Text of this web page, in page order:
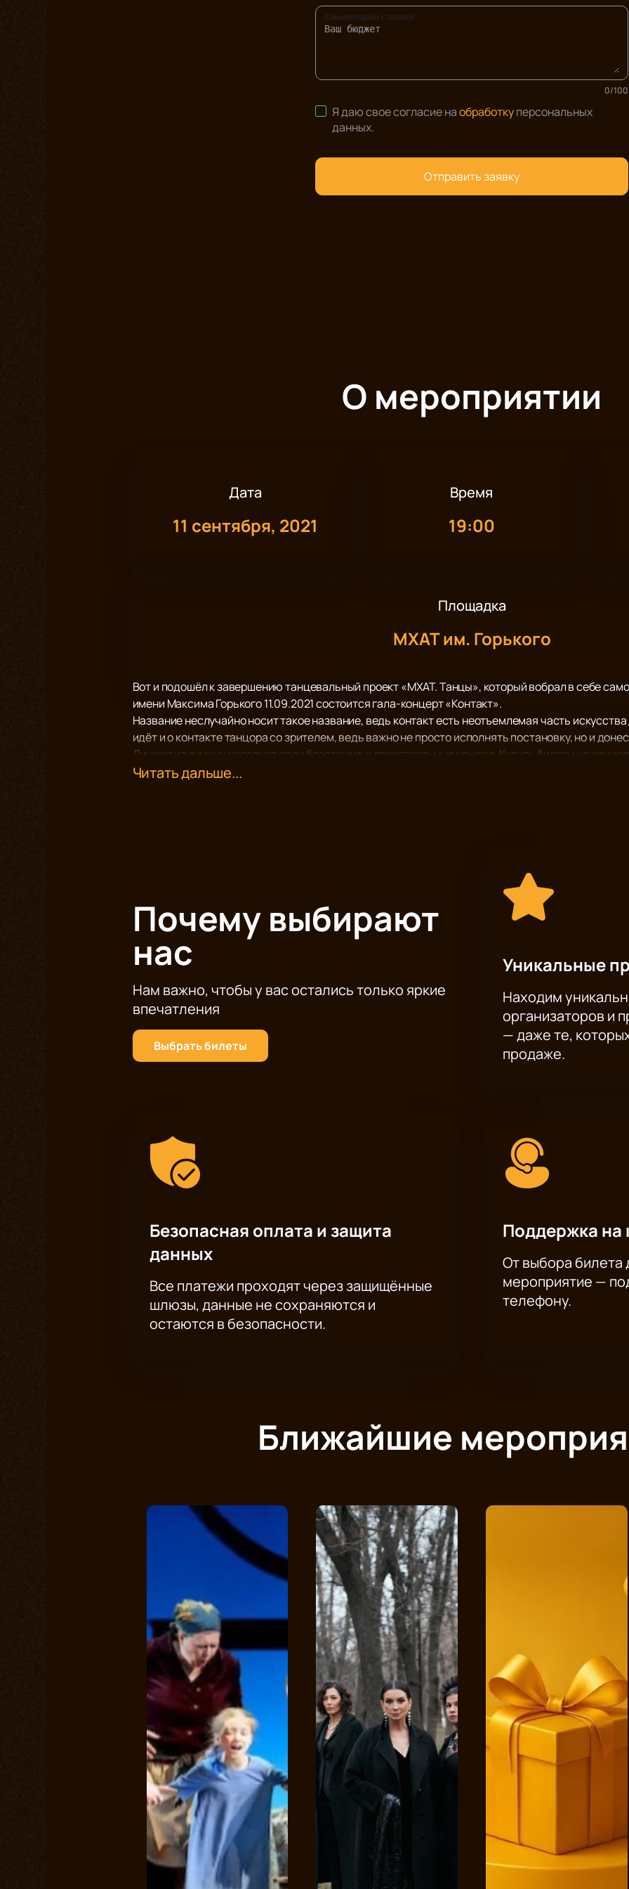
Комментарий к заявке
0/100
Я даю свое согласие наобработкуперсональных
данных.
Отправить заявку
О мероприятии
Дата
11 сентября, 2021
Время
19:00
Площадка
МХАТ им. Горького
Вот и подошёл к завершению танцевальный проект «МХАТ. Танцы», который вобрал в себе
имени Максима Горького 11.09.2021 состоится гала-концерт «Контакт».
Название неслучайно носит такое название, ведь контакт есть неотъемлемая часть
идёт и о контакте танцора со зрителем, ведь важно не просто исполнять постановку, но и
Лучшие из лучших исполнят свои блестящие и зажигательные номера. Купить билеты на
сайте. Мы гарантируем их стопроцентную подлинность и поможем сэкономить ваши деньги и
Читать дальше...
Почему выбирают
нас
Нам важно, чтобы у вас остались только яркие
впечатления
Выбрать билеты
Уникальные
Находим
организаторов и
— даже те,
продаже.
Безопасная оплата и защита
данных
Все платежи проходят через защищённые
шлюзы, данные не сохраняются и
остаются в безопасности.
Поддержка на
От выбора билета
мероприятие —
телефону.
Ближайшие